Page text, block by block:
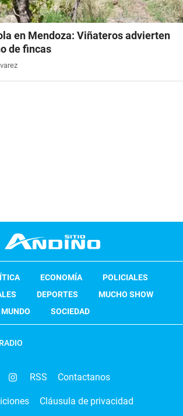
en Mendoza: Viñateros advierten
de fincas
ECONOMÍA
POLICIALES
DEPORTES
MUCHO SHOW
MUNDO SOCIEDAD
RSS Contactanos
Cláusula de privacidad